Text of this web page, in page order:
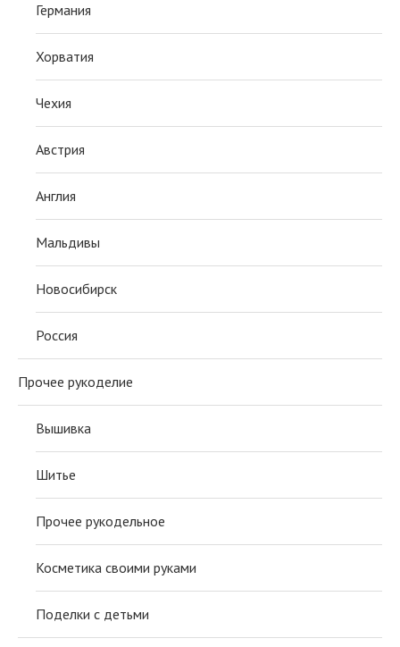
Германия
Хорватия
Чехия
Австрия
Англия
Мальдивы
Новосибирск
Россия
Прочее рукоделие
Вышивка
Шитье
Прочее рукодельное
Косметика своими руками
Поделки с детьми